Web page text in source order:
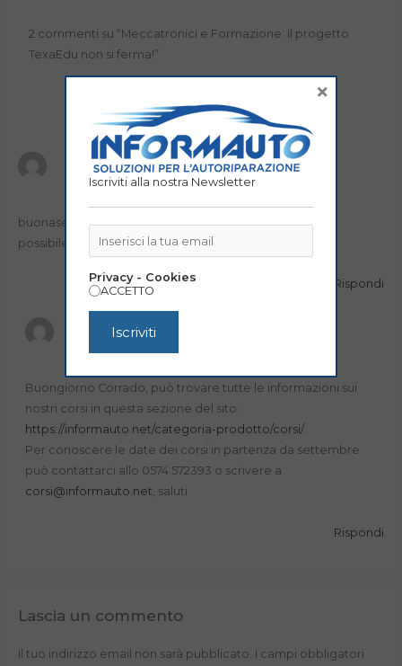
2 commenti su “Meccatronici e Formazione: il progetto
TexaEdu non si ferma!”
CORRADO POZZOBON
19 GIUGNO 2024 ALLE 17:00
buonasera vorrei informazioni sui corsi mecatronica se
possibile partecipare grazzie
Rispondi
4 SETTEMBRE 2024 ALLE 10:15
Buongiorno Corrado, può trovare tutte le informazioni sui
nostri corsi in questa sezione del sito:
https://informauto.net/categoria-prodotto/corsi/.
Per conoscere le date dei corsi in partenza da settembre
può contattarci allo 0574 572393 o scrivere a
corsi@informauto.net, saluti
Rispondi
Lascia un commento
Il tuo indirizzo email non sarà pubblicato. I campi obbligatori
Iscriviti alla nostra Newsletter
Privacy - Cookies
ACCETTO
×